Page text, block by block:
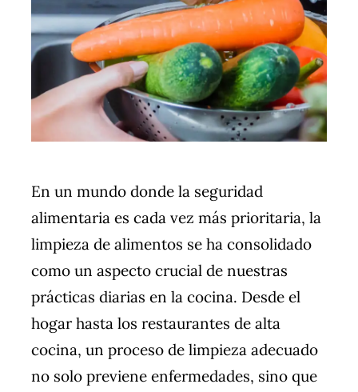
En un mundo donde la seguridad
alimentaria es cada vez más prioritaria, la
limpieza de alimentos se ha consolidado
como un aspecto crucial de nuestras
prácticas diarias en la cocina. Desde el
hogar hasta los restaurantes de alta
cocina, un proceso de limpieza adecuado
no solo previene enfermedades, sino que